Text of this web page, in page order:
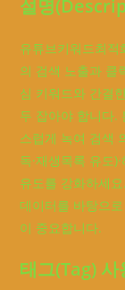
설명
유튜브키워드최
의 검색 노출과 클
심 키워드와 간결
두 잡아야 합니다.
스럽게 녹여 검색
독·재생목록 유도
유도를 강화하세
데이터를 바탕으
이 중요합니다.
태그(Tag)